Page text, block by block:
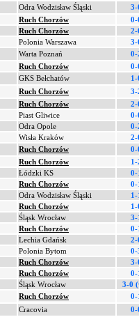
Odra Wodzisław Śląski
3-
Ruch Chorzów
0-
Ruch Chorzów
2-
Polonia Warszawa
3-
Warta Poznań
0-
Ruch Chorzów
0-
GKS Bełchatów
1-
Ruch Chorzów
3-
Ruch Chorzów
2-
Piast Gliwice
0-
Odra Opole
0-
Wisła Kraków
2-
Ruch Chorzów
0-
Ruch Chorzów
1-
Łódzki KS
0-
Ruch Chorzów
0-
Odra Wodzisław Śląski
1-
Ruch Chorzów
1-
Śląsk Wrocław
3-
Ruch Chorzów
0-
Lechia Gdańsk
2-
Polonia Bytom
0-
Ruch Chorzów
3-
Ruch Chorzów
0-
Śląsk Wrocław
3-0
Ruch Chorzów
0-
Cracovia
0-